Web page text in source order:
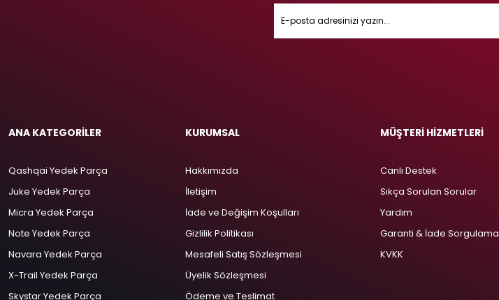
ANA KATEGORİLER
Qashqai Yedek Parça
Juke Yedek Parça
Micra Yedek Parça
Note Yedek Parça
Navara Yedek Parça
X-Trail Yedek Parça
Skystar Yedek Parça
KURUMSAL
Hakkımızda
İletişim
İade ve Değişim Koşulları
Gizlilik Politikası
Mesafeli Satış Sözleşmesi
Üyelik Sözleşmesi
Ödeme ve Teslimat
MÜŞTERİ HİZMETLERİ
Canlı Destek
Sıkça Sorulan Sorular
Yardım
Garanti & İade Sorgulama
KVKK